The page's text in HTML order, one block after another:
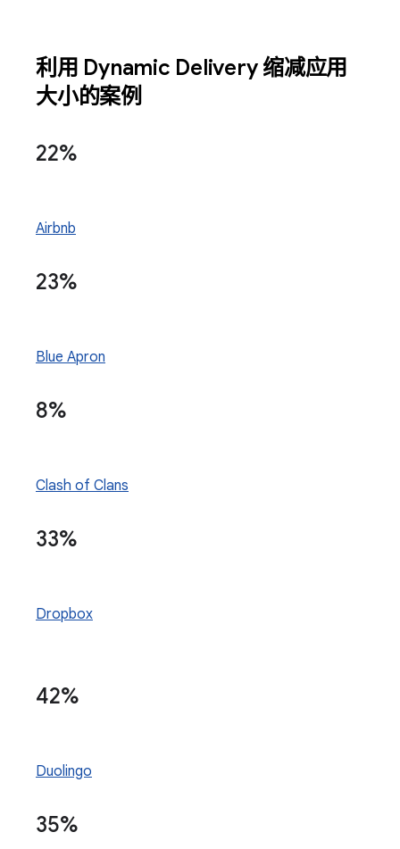
利用 Dynamic Delivery 缩减应用
大小的案例
22%
Airbnb
23%
Blue Apron
8%
Clash of Clans
33%
Dropbox
42%
Duolingo
35%